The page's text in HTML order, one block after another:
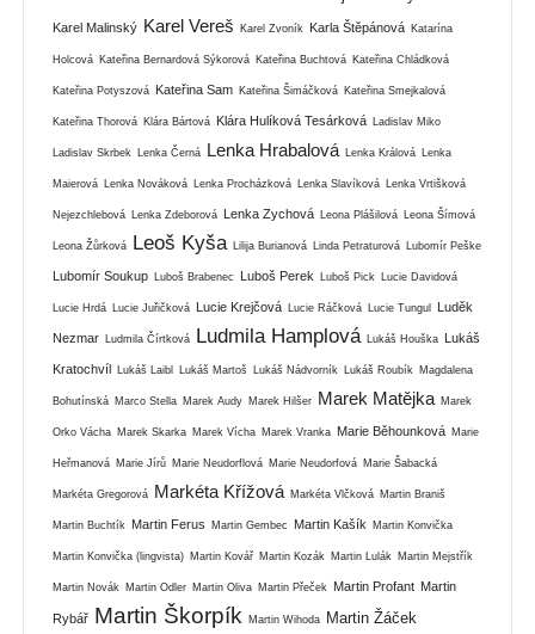
Karel Malinský Karel Vereš Karel Zvoník Karla Štěpánová Katarína
Holcová Kateřina Bernardová Sýkorová Kateřina Buchtová Kateřina Chládková
Kateřina Potyszová Kateřina Sam Kateřina Šimáčková Kateřina Smejkalová
Kateřina Thorová Klára Bártová Klára Hulíková Tesárková Ladislav Miko
Ladislav Skrbek Lenka Černá Lenka Hrabalová Lenka Králová Lenka
Maierová Lenka Nováková Lenka Procházková Lenka Slavíková Lenka Vrtišková
Nejezchlebová Lenka Zdeborová Lenka Zychová Leona Plášilová Leona Šímová
Leona Žůrková Leoš Kyša Lilija Burianová Linda Petraturová Lubomír Peške
Lubomír Soukup Luboš Brabenec Luboš Perek Luboš Pick Lucie Davidová
Lucie Hrdá Lucie Juřičková Lucie Krejčová Lucie Ráčková Lucie Tungul Luděk
Nezmar Ludmila Čírtková Ludmila Hamplová Lukáš Houška Lukáš
Kratochvíl Lukáš Laibl Lukáš Martoš Lukáš Nádvorník Lukáš Roubík Magdalena
Bohutínská Marco Stella Marek Audy Marek Hilšer Marek Matějka Marek
Orko Vácha Marek Skarka Marek Vícha Marek Vranka Marie Běhounková Marie
Heřmanová Marie Jírů Marie Neudorflová Marie Neudorfová Marie Šabacká
Markéta Gregorová Markéta Křížová Markéta Vlčková Martin Braniš
Martin Buchtík Martin Ferus Martin Gembec Martin Kašík Martin Konvička
Martin Konvička (lingvista) Martin Kovář Martin Kozák Martin Lulák Martin Mejstřík
Martin Novák Martin Odler Martin Oliva Martin Přeček Martin Profant Martin
Rybář Martin Škorpík Martin Wihoda Martin Žáček